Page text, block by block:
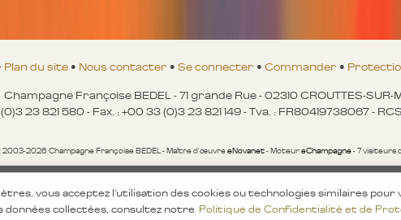
Plan du site • Nous contacter • Se connecter • Commander •
Champagne Françoise BEDEL - 71 grande Rue - 02310 CROUTTES-SUR-
23 821 580 - Fax. : +00 33 (0)3 23 821 149 - Tva. : FR80419738067 -
2003-2026 Champagne Françoise BEDEL - Maître d'œuvre eNovanet - Moteur eChampagne - 7 visiteurs
de bons de réduction ou des remises exceptionnelles par
vigilants et ne répondez pas à ces messages. Merci de votre
vous acceptez l'utilisation des cookies ou technologies similaires
collectées, consultez notre Politique de Confidentialité et de